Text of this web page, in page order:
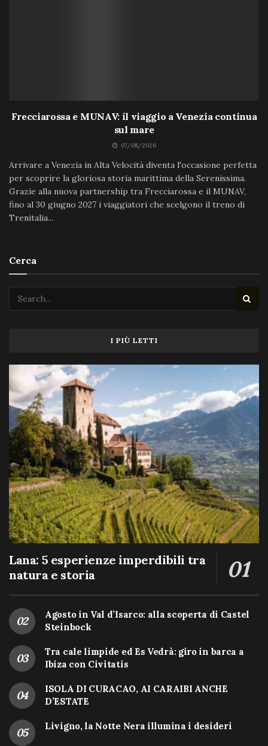
Frecciarossa e MUNAV: il viaggio a Venezia continua
sul mare
07/08/2026
Arrivare a Venezia in Alta Velocità diventa l'occasione perfetta
per scoprire la gloriosa storia marittima della Serenissima.
Grazie alla nuova partnership tra Frecciarossa e il MUNAV,
fino al 30 giugno 2027 i viaggiatori che scelgono il treno di
Trenitalia...
Cerca
I PIÙ LETTI
Lana: 5 esperienze imperdibili tra
natura e storia
Agosto in Val d’Isarco: alla scoperta di Castel
Steinbock
Tra cale limpide ed Es Vedrà: giro in barca a
Ibiza con Civitatis
ISOLA DI CURACAO, AI CARAIBI ANCHE
D’ESTATE
Livigno, la Notte Nera illumina i desideri